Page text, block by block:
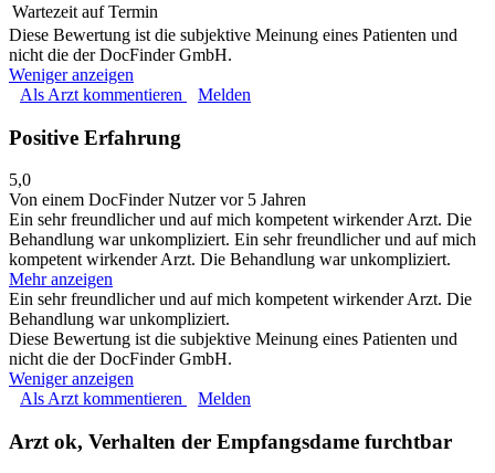
Wartezeit auf Termin
Diese Bewertung ist die subjektive Meinung eines Patienten und
nicht die der DocFinder GmbH.
Weniger anzeigen
Als Arzt kommentieren
Melden
Positive Erfahrung
5,0
Von einem DocFinder Nutzervor 5 Jahren
Ein sehr freundlicher und auf mich kompetent wirkender Arzt. Die
Behandlung war unkompliziert. Ein sehr freundlicher und auf mich
kompetent wirkender Arzt. Die Behandlung war unkompliziert.
Mehr anzeigen
Ein sehr freundlicher und auf mich kompetent wirkender Arzt. Die
Behandlung war unkompliziert.
Diese Bewertung ist die subjektive Meinung eines Patienten und
nicht die der DocFinder GmbH.
Weniger anzeigen
Als Arzt kommentieren
Melden
Arzt ok, Verhalten der Empfangsdame furchtbar